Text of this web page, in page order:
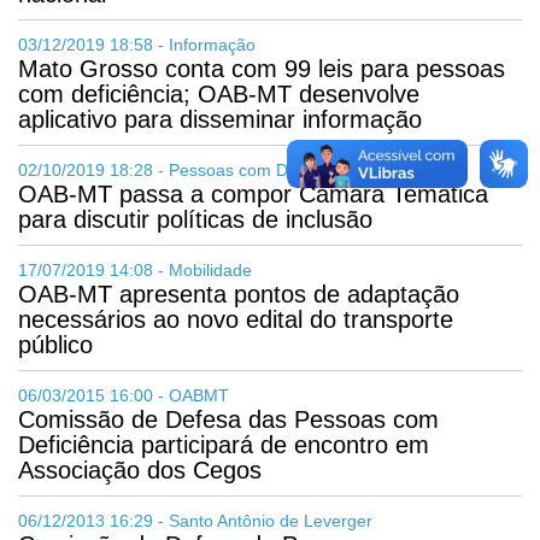
03/12/2019 18:58 - Informação
Mato Grosso conta com 99 leis para pessoas
com deficiência; OAB-MT desenvolve
aplicativo para disseminar informação
02/10/2019 18:28 - Pessoas com Deficiência
OAB-MT passa a compor Câmara Temática
para discutir políticas de inclusão
17/07/2019 14:08 - Mobilidade
OAB-MT apresenta pontos de adaptação
necessários ao novo edital do transporte
público
06/03/2015 16:00 - OABMT
Comissão de Defesa das Pessoas com
Deficiência participará de encontro em
Associação dos Cegos
06/12/2013 16:29 - Santo Antônio de Leverger